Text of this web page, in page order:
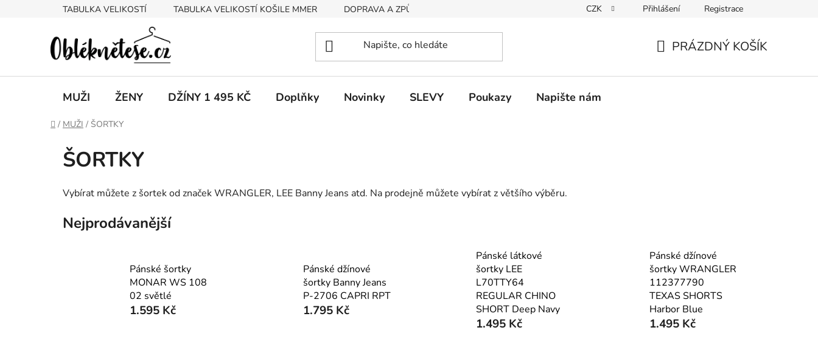
TABULKA VELIKOSTÍ TABULKA VELIKOSTÍ KOŠILE MMER DOPRAVA A ZPŮSOB PLATBY 30 DNÍ NA ROZMYŠLENOU VRÁCENÍ ZBOŽÍ
CZK Přihlášení Registrace
PRÁZDNÝ KOŠÍK
MUŽI ŽENY DŽÍNY 1 495 KČ Doplňky Novinky SLEVY Poukazy Napište nám
Domů
/ MUŽI / ŠORTKY
ŠORTKY
Vybírat můžete z šortek od značek WRANGLER, LEE Banny Jeans atd. Na prodejně můžete vybírat z většího výběru.
Nejprodávanější
Pánské šortky
MONAR WS 108
02 světlé
1.595 Kč
Pánské džínové
šortky Banny Jeans
P-2706 CAPRI RPT
1.795 Kč
Pánské látkové
šortky LEE
L70TTY64
REGULAR CHINO
SHORT Deep Navy
1.495 Kč
Pánské džínové
šortky WRANGLER
112377790
TEXAS SHORTS
Harbor Blue
1.495 Kč